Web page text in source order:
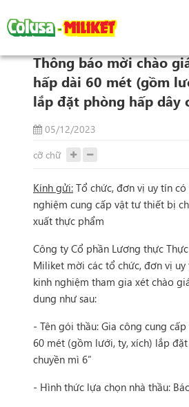
Thông báo mời chào giá “Bộ
chuyền mì 6”
Thông báo mời chào
hấp dài 60 mét (gồm
lắp đặt phòng hấp dây
05/12/2023
cỡ chữ
Kính gửi: Tổ chức, đơn vị uy tín
nghiệm cung cấp vật tư thiết bị
xuất thực phẩm
Công ty Cổ phần Lương thực
Miliket mời các tổ chức, đơn vị
kinh nghiệm tham gia xét chào
dung như sau:
- Tên gói thầu: Gia công cung
60 mét (gồm lưới, ty, xích) lắp
chuyền mì 6”
- Hình thức lựa chọn nhà thầu: